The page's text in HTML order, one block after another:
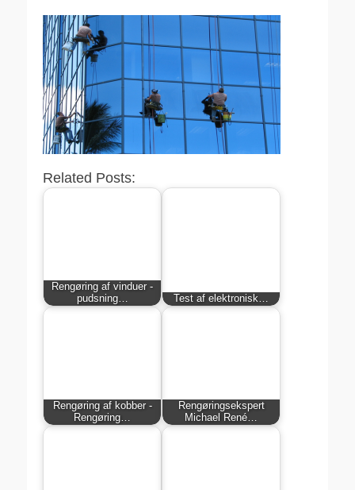
Related Posts:
Rengøring af vinduer -
pudsning…
Test af elektronisk…
Rengøring af kobber -
Rengøring…
Rengøringsekspert
Michael René…